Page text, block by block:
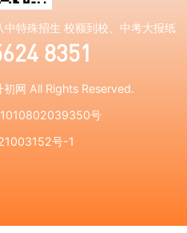
特殊招生 校额到校、中考大报纸
8351
初网 All Rights Reserved.
号
号-1